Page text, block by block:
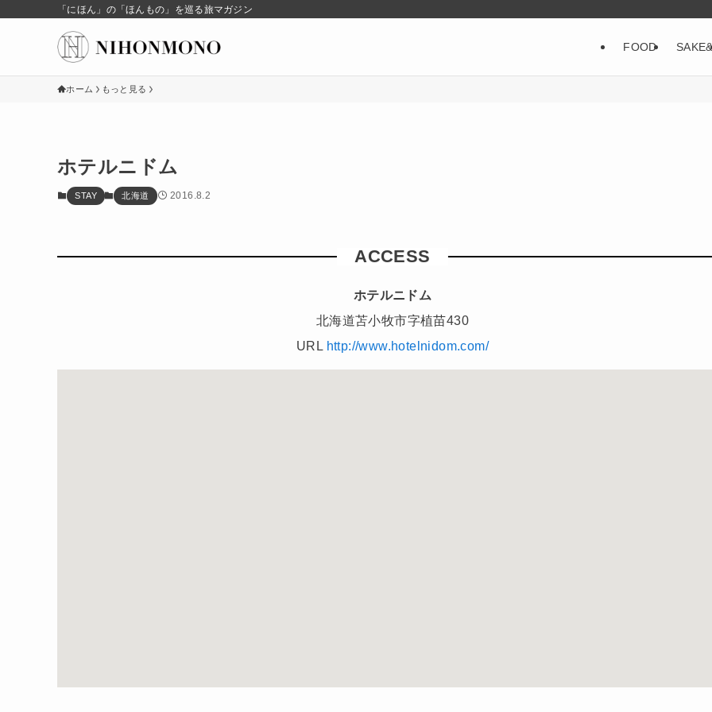
「にほん」の「ほんもの」を巡る旅マガジン
FOOD
ホーム もっと見る
ホテルニドム
STAY 北海道 2016.8.2
ACCESS
ホテルニドム
北海道苫小牧市字植苗430
URL http://www.hotelnidom.com/